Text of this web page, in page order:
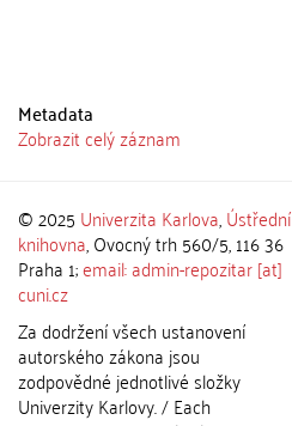
Metadata
Zobrazit celý záznam
© 2025 Univerzita Karlova,Ústřední
knihovna, Ovocný trh 560/5, 116 36
Praha 1;email: admin-repozitar [at]
cuni.cz
Za dodržení všech ustanovení
autorského zákona jsou
zodpovědné jednotlivé složky
Univerzity Karlovy. / Each